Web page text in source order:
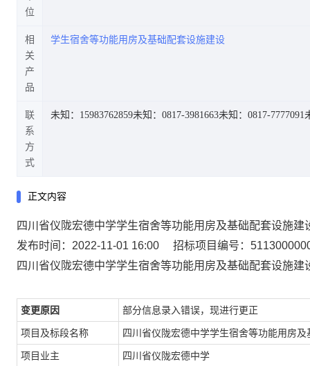
位
相
关
产
品
学生宿舍等功能用房及基础配套设施建设
联
系
方
式
未知：15983762859未知：0817-3981663未知：0817-7777091
正文内容
四川省仪陇宏德中学学生宿舍等功能用房及基础配套设施建
发布时间：2022-11-01 16:00
招标项目编号：
四川省仪陇宏德中学学生宿舍等功能用房及基础配套设施建
变更原因 部分信息录入错误，现进行更正
项目及标段名称 四川省仪陇宏德中学学生宿舍等功能用房
项目业主 四川省仪陇宏德中学